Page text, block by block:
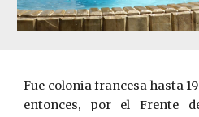
Fue colonia francesa hasta
entonces, por el Frente